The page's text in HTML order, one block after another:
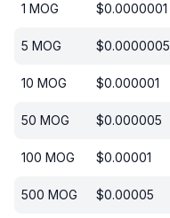
1 MOG $0.0000001
5 MOG $0.0000005
10 MOG $0.000001
50 MOG $0.000005
100 MOG $0.00001
500 MOG $0.00005